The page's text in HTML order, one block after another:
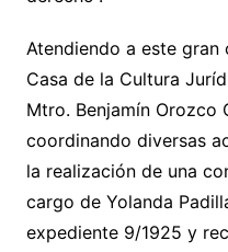
Atendiendo a este
Casa de la Cultura
Mtro. Benjamín Orozco
coordinando diversas
la realización de una
cargo de Yolanda
expediente 9/1925 y